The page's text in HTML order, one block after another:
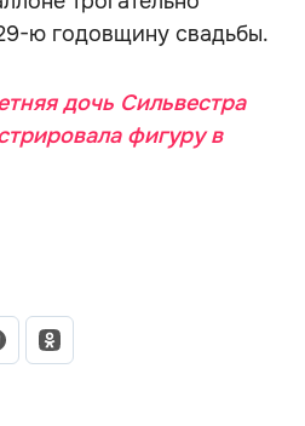
ю годовщину свадьбы.
дочь Сильвестра
фигуру в